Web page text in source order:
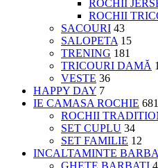
ROCHII
ROCHII
SACOURI 43
SALOPETA 15
TRENING 181
TRICOURI DAMĂ
VESTE 36
HAPPY DAY 7
IE CAMASA ROCHIE 681
ROCHII
SET CUPLU 34
SET FAMILIE 12
INCALTAMINTE
GHETE BARBATI